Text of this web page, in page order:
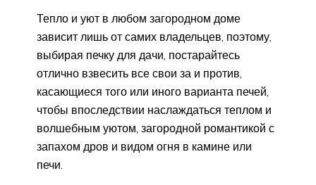
Тепло и уют в любом загородном доме
зависит лишь от самих владельцев, поэтому,
выбирая печку для дачи, постарайтесь
отлично взвесить все свои за и против,
касающиеся того или иного варианта печей,
чтобы впоследствии наслаждаться теплом и
волшебным уютом, загородной романтикой с
запахом дров и видом огня в камине или
печи.